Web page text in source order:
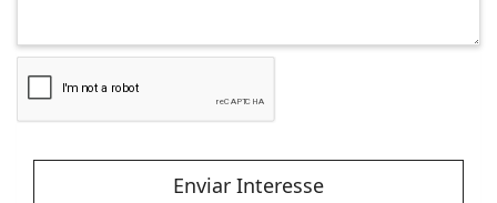
Enviar Interesse